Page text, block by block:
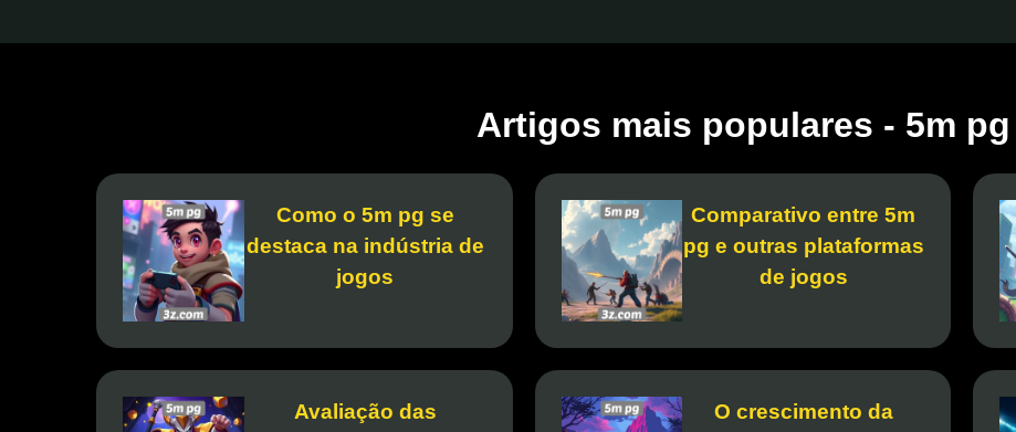
Artigos mais populares - 5m pg
Como o 5m pg se
destaca na indústria de
jogos
Comparativo entre 5m
pg e outras plataformas
de jogos
Avaliação das
O crescimento da